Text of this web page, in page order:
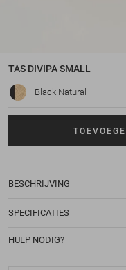
TAS DIVIPA SMALL
Black Natural
BESCHRIJVING
SPECIFICATIES
HULP NODIG?